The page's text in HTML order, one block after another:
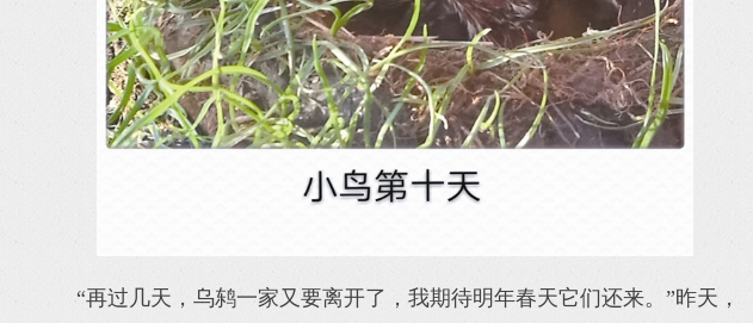
“再过几天，乌鸫一家又要离开了，我期待明年春天它们还来。”昨天，